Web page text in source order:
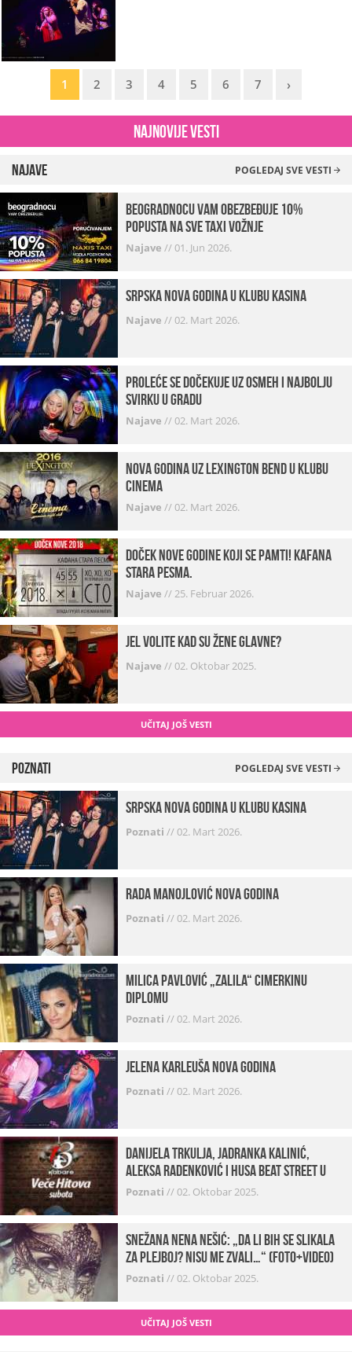
1 2 3 4 5 6 7 ›
Najnovije vesti
Najave POGLEDAJ SVE VESTI
beogradnocu vam obezbeđuje 10%
popusta na sve taxi vožnje
Najave //01. Jun 2026.
Srpska Nova godina u klubu Kasina
Najave //02. Mart 2026.
Proleće se dočekuje uz osmeh i najbolju
svirku u gradu
Najave //02. Mart 2026.
Nova godina uz Lexington bend u klubu
Cinema
Najave //02. Mart 2026.
Doček Nove godine koji se pamti! Kafana
Stara pesma.
Najave //25. Februar 2026.
Jel volite kad su žene glavne?
Najave //02. Oktobar 2025.
UČITAJ JOŠ VESTI
Poznati POGLEDAJ SVE VESTI
Srpska Nova godina u klubu Kasina
Poznati //02. Mart 2026.
Rada Manojlović Nova godina
Poznati //02. Mart 2026.
Milica Pavlović „zalila“ cimerkinu
diplomu
Poznati //02. Mart 2026.
Jelena Karleuša Nova godina
Poznati //02. Mart 2026.
Danijela Trkulja, Jadranka Kalinić,
Aleksa Radenković i Husa Beat Street u
Kabareu 13
Poznati //02. Oktobar 2025.
Snežana Nena Nešić: „Da li bih se slikala
za Plejboj? Nisu me zvali…“ (FOTO+VIDEO)
Poznati //02. Oktobar 2025.
UČITAJ JOŠ VESTI